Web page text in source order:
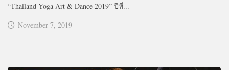
“Thailand Yoga Art & Dance 2019” ปีที่...
November 7, 2019